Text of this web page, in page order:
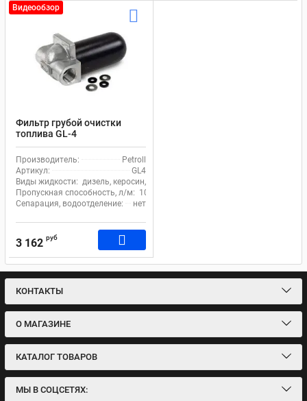
Видеообзор
Фильтр грубой очистки
топлива GL-4
Производитель:
Petroll
Артикул:
GL4
Виды жидкости: дизель, керосин, бензин, масло
Пропускная способность, л/м: 105
Сепарация, водоотделение:
нет
3 162 руб
КОНТАКТЫ
О МАГАЗИНЕ
КАТАЛОГ ТОВАРОВ
МЫ В СОЦСЕТЯХ: